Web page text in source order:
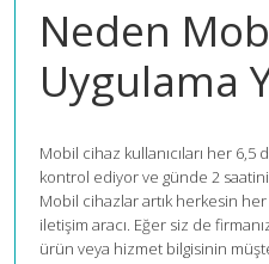
Neden
Uygulama
Mobil cihaz kullanıcıları her 6,5
kontrol ediyor ve günde 2
Mobil cihazlar artık herkesin her
iletişim aracı. Eğer siz de
ürün veya hizmet bilgisinin